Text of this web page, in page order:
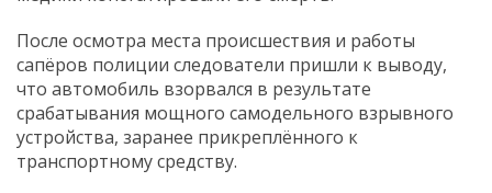
После осмотра места происшествия и работы
сапёров полиции следователи пришли к выводу,
что автомобиль взорвался в результате
срабатывания мощного самодельного взрывного
устройства, заранее прикреплённого к
транспортному средству.